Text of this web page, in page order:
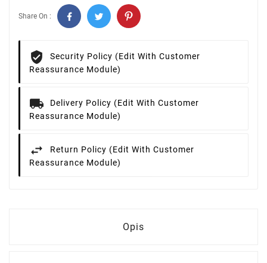
Share On :
Security Policy (edit With Customer
Reassurance Module)
Delivery Policy (edit With Customer
Reassurance Module)
Return Policy (edit With Customer
Reassurance Module)
Opis